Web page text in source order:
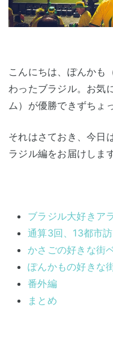
こんにちは、ぽんかも
わったブラジル。お気
ム）が優勝できずちょ
それはさておき、今日
ラジル編をお届けします
ブラジル大好きア
通算3回、13都市
かさごの好きな街
ぽんかもの好きな
番外編
まとめ